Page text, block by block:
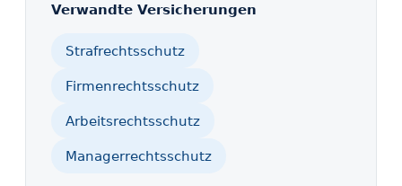
Verwandte Versicherungen
Strafrechts­schutz
Firmen­rechtsschutz
Arbeits­rechtsschutz
Manager­rechtsschutz